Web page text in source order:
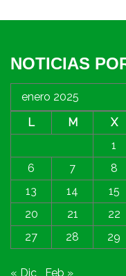
NOTICIAS
enero 2025
L
M X
1
6
7 8
13
14 15
20
21 22
27
28 29
« Dic Feb »